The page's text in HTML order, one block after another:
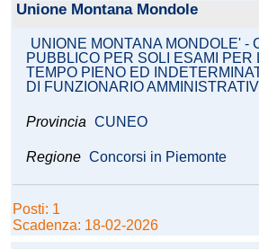
Unione Montana Mondole
UNIONE MONTANA MONDOLE' -
PUBBLICO PER SOLI ESAMI PER
TEMPO PIENO ED
DI FUNZIONARIO
Provincia CUNEO
Regione Concorsi in Piemonte
Posti: 1
Scadenza: 18-02-2026